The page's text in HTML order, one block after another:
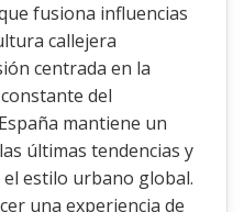
fusiona influencias
callejera
centrada en la
del
mantiene un
últimas tendencias y
estilo urbano global.
una experiencia de